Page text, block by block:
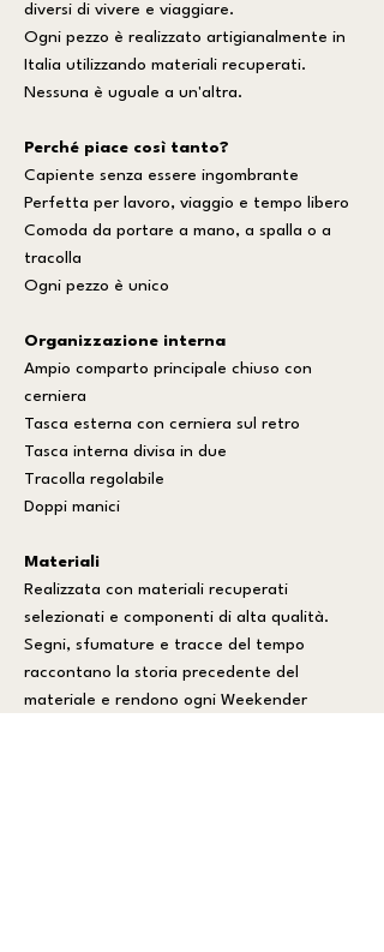
diversi di vivere e viaggiare.
Ogni pezzo è realizzato artigianalmente in
Italia utilizzando materiali recuperati.
Nessuna è uguale a un'altra.
Perché piace così tanto?
Capiente senza essere ingombrante
Perfetta per lavoro, viaggio e tempo libero
Comoda da portare a mano, a spalla o a
tracolla
Ogni pezzo è unico
Organizzazione interna
Ampio comparto principale chiuso con
cerniera
Tasca esterna con cerniera sul retro
Tasca interna divisa in due
Tracolla regolabile
Doppi manici
Materiali
Realizzata con materiali recuperati
selezionati e componenti di alta qualità.
Segni, sfumature e tracce del tempo
raccontano la storia precedente del
materiale e rendono ogni Weekender